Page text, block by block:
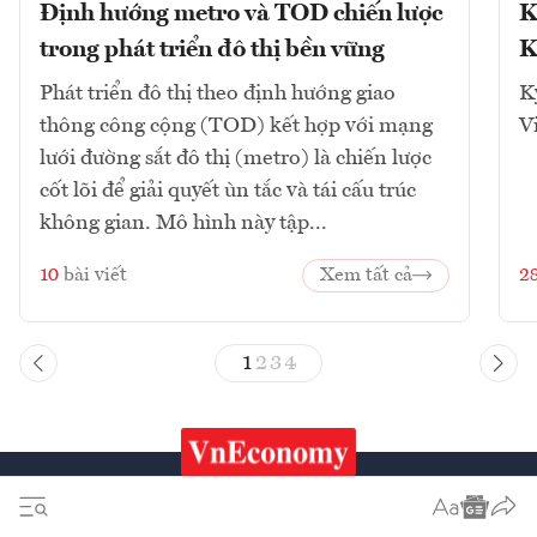
Định hướng metro và TOD chiến lược
trong phát triển đô thị bền vững
Phát triển đô thị theo định hướng giao
thông công cộng (TOD) kết hợp với mạng
lưới đường sắt đô thị (metro) là chiến lược
cốt lõi để giải quyết ùn tắc và tái cấu trúc
không gian. Mô hình này tập...
10 bài viết Xem tất cả
1 23 4